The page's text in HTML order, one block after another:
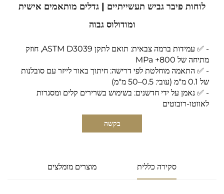
לוחות פיבר גביש תעשייתיים | גדלים מותאמים אישית
ומודולוס גבוה
- ✅ עמידות ברמה צבאית: תואם לתקן ASTM D3039, חוזק
מתיחה של 800+ MPa
- ✅ התאמה מוחלטת לפי דרישה: חיתוך באור לייזר עם סובלנות
של 0.1 מ"מ (עובי: 0.5–50 מ"מ)
- ✅ נאמן על ידי חדשנים: בשימוש בשרירים קלים ומסגרות
לאווטו-רובוטים
בקשה
סקירה כללית מוצרים מומלצים